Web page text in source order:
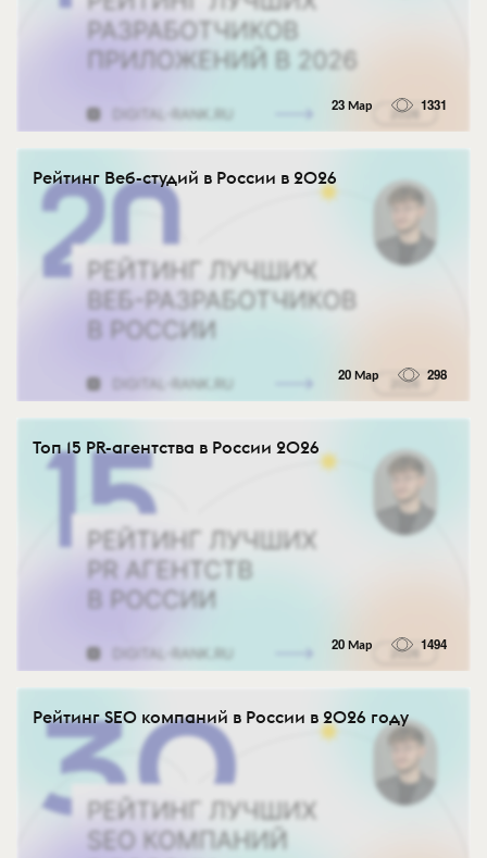
23 Мар 1331
Рейтинг Веб-студий в России в 2026
20 Мар 298
Топ 15 PR-агентства в России 2026
20 Мар 1494
Рейтинг SEO компаний в России в 2026 году